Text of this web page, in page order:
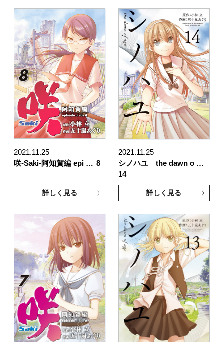
2021.11.25
咲-Saki-阿知賀編 epi … 8
詳しく見る
2021.11.25
シノハユ the dawn o …
14
詳しく見る